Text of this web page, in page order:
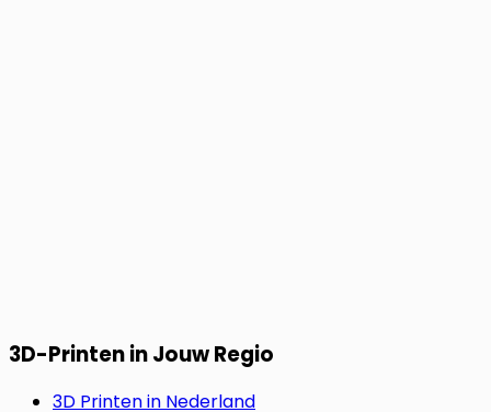
3D-Printen in Jouw Regio
3D Printen in Nederland